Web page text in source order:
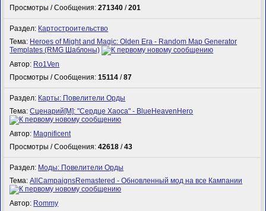
Просмотры / Сообщения:271340 /201
Раздел: Картостроительство
Тема: Heroes of Might and Magic: Olden Era - Random Map Generator
Templates (RMG Шаблоны)
Автор: Ro1Ven
Просмотры / Сообщения:15114 /87
Раздел: Карты: Повелители Орды
Тема:Сценарий[M]: "Сердце Хаоса" - BlueHeavenHero
Автор: Magnificent
Просмотры / Сообщения:42618 /43
Раздел: Моды: Повелители Орды
Тема:AllCampaignsRemastered - Обновленный мод на все Кампании
Автор: Rommy